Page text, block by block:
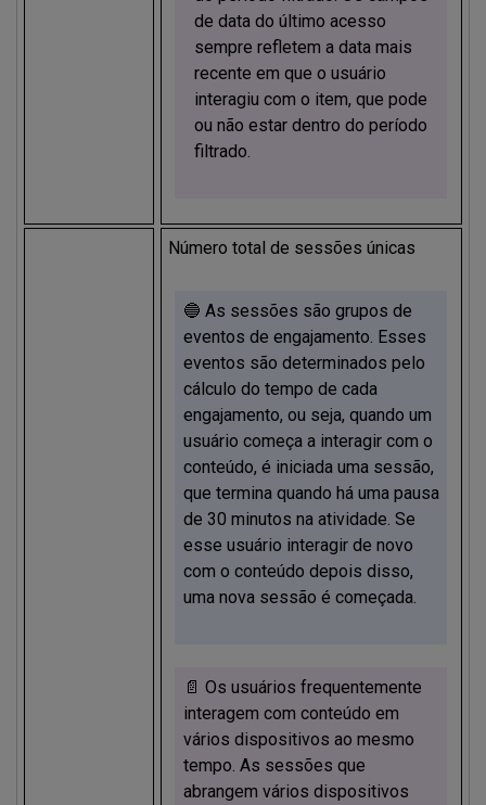
de data do último acesso
sempre refletem a data mais
recente em que o usuário
interagiu com o item, que pode
ou não estar dentro do período
filtrado.
Número total de sessões únicas
🔵 As sessões são grupos de
eventos de engajamento. Esses
eventos são determinados pelo
cálculo do tempo de cada
engajamento, ou seja, quando um
usuário começa a interagir com o
conteúdo, é iniciada uma sessão,
que termina quando há uma pausa
de 30 minutos na atividade. Se
esse usuário interagir de novo
com o conteúdo depois disso,
uma nova sessão é começada.
📄 Os usuários frequentemente
interagem com conteúdo em
vários dispositivos ao mesmo
tempo. As sessões que
abrangem vários dispositivos